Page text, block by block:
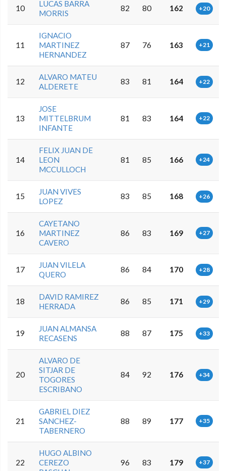
10
LUCAS BARRA
MORRIS
82 80 162 +20
11
IGNACIO
MARTINEZ
HERNANDEZ
87 76 163 +21
12
ALVARO MATEU
ALDERETE
83 81 164 +22
13
JOSE
MITTELBRUM
INFANTE
81 83 164 +22
14
FELIX JUAN DE
LEON
MCCULLOCH
81 85 166 +24
15
JUAN VIVES
LOPEZ
83 85 168 +26
16
CAYETANO
MARTINEZ
CAVERO
86 83 169 +27
17
JUAN VILELA
QUERO
86 84 170 +28
18
DAVID RAMIREZ
HERRADA
86 85 171 +29
19
JUAN ALMANSA
RECASENS
88 87 175 +33
20
ALVARO DE
SITJAR DE
TOGORES
ESCRIBANO
84 92 176 +34
21
GABRIEL DIEZ
SANCHEZ-
TABERNERO
88 89 177 +35
22
HUGO ALBINO
CEREZO
96 83 179 +37